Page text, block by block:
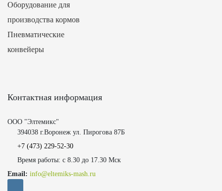
Оборудование для
производства кормов
Пневматические
конвейеры
Контактная информация
ООО "Элтемикс"
394038 г.Воронеж ул. Пирогова 87Б
+7 (473) 229-52-30
Время работы: с 8.30 до 17.30 Мск
Email: info@eltemiks-mash.ru